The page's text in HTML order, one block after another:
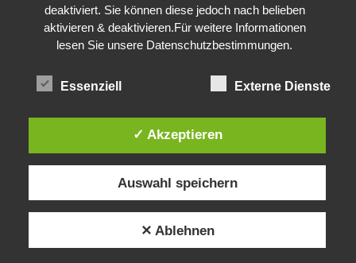
deaktiviert. Sie können diese jedoch nach belieben
aktivieren & deaktivieren.Für weitere Informationen
lesen Sie unsere Datenschutzbestimmungen.
Essenziell Externe Dienste
✓ Akzeptieren
Auswahl speichern
✕ Ablehnen